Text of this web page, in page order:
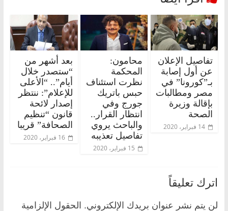
تفاصيل الإعلان
عن أول إصابة
بـ”كورونا” في
مصر ومطالبات
بإقالة وزيرة
الصحة
14 فبراير، 2020
محامون:
المحكمة
نظرت استئناف
حبس باتريك
جورج وفي
انتظار القرار..
والباحث يروي
تفاصيل تعذيبه
15 فبراير، 2020
بعد أشهر من
“ستصدر خلال
أيام”.. “الأعلى
للإعلام”: ننتظر
إصدار لائحة
قانون “تنظيم
الصحافة” قريبا
16 فبراير، 2020
اترك تعليقاً
لن يتم نشر عنوان بريدك الإلكتروني. الحقول الإلزامية